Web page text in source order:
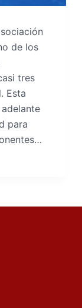
de los
tres
Esta
para